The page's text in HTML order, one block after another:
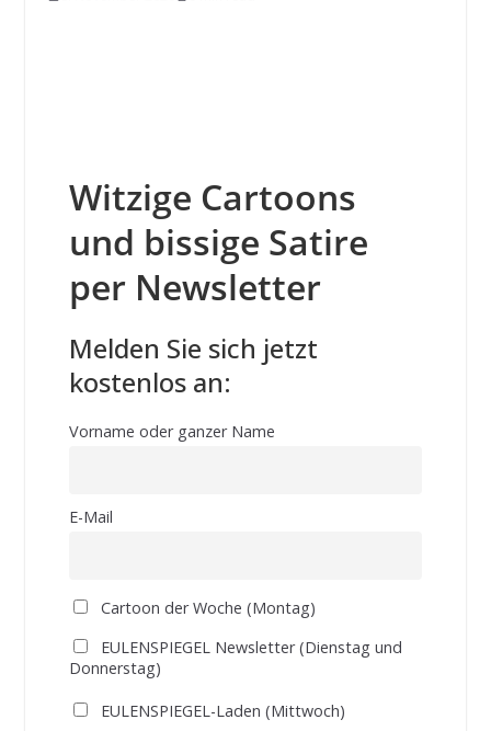
Witzige Cartoons
und bissige Satire
per Newsletter
Melden Sie sich jetzt
kostenlos an:
Vorname oder ganzer Name
E-Mail
Cartoon der Woche (Montag)
EULENSPIEGEL Newsletter (Dienstag und
Donnerstag)
EULENSPIEGEL-Laden (Mittwoch)